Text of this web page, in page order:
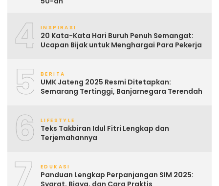
4 INSPIRASI
20 Kata-Kata Hari Buruh Penuh Semangat:
Ucapan Bijak untuk Menghargai Para Pekerja
5 BERITA
UMK Jateng 2025 Resmi Ditetapkan:
Semarang Tertinggi, Banjarnegara Terendah
6 LIFESTYLE
Teks Takbiran Idul Fitri Lengkap dan
Terjemahannya
7 EDUKASI
Panduan Lengkap Perpanjangan SIM 2025:
Syarat, Biaya, dan Cara Praktis